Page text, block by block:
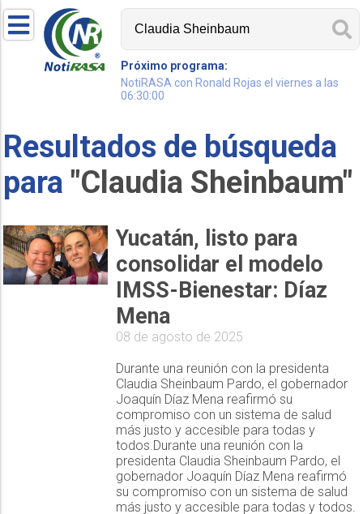
Próximo programa:
NotiRASA con Ronald Rojas el viernes a las
06:30:00
Resultados de búsqueda
para "Claudia Sheinbaum"
Yucatán, listo para
consolidar el modelo
IMSS-Bienestar: Díaz
Mena
08 de agosto de 2025
Durante una reunión con la presidenta
Claudia Sheinbaum Pardo, el gobernador
Joaquín Díaz Mena reafirmó su
compromiso con un sistema de salud
más justo y accesible para todas y
todos.Durante una reunión con la
presidenta Claudia Sheinbaum Pardo, el
gobernador Joaquín Díaz Mena reafirmó
su compromiso con un sistema de salud
más justo y accesible para todas y todos.